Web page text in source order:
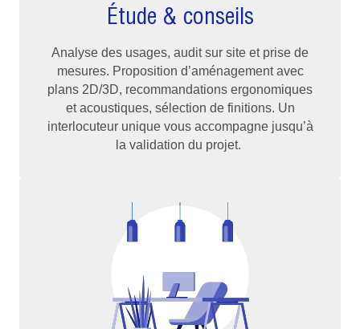
Étude & conseils
Analyse des usages, audit sur site et prise de
mesures. Proposition d’aménagement avec
plans 2D/3D, recommandations ergonomiques
et acoustiques, sélection de finitions. Un
interlocuteur unique vous accompagne jusqu’à
la validation du projet.